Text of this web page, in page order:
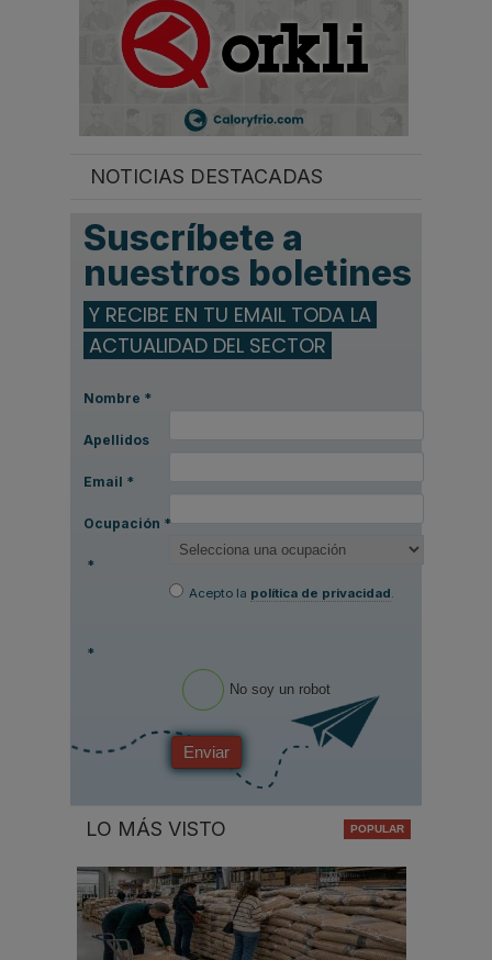
NOTICIAS DESTACADAS
Suscríbete a
nuestros boletines
Y RECIBE EN TU EMAIL TODA LA
ACTUALIDAD DEL SECTOR
Nombre *
Apellidos
Email *
Ocupación *
*
Acepto la política de privacidad.
*
No soy un robot
Enviar
LO MÁS VISTO